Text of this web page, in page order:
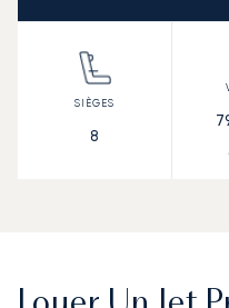
8